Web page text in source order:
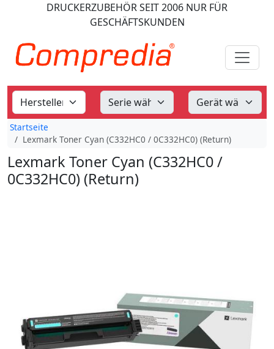
DRUCKERZUBEHÖRSEIT 2006 NUR FÜR
GESCHÄFTSKUNDEN
Startseite
Lexmark Toner Cyan (C332HC0 / 0C332HC0) (Return)
Lexmark Toner Cyan (C332HC0 /
0C332HC0) (Return)